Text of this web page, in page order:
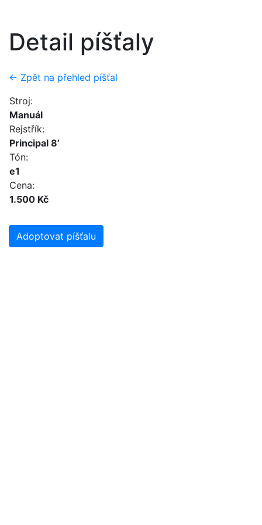
Detail píšťaly
← Zpět na přehled píšťal
Stroj:
Manuál
Rejstřík:
Principal 8’
Tón:
e1
Cena:
1.500 Kč
Adoptovat píšťalu